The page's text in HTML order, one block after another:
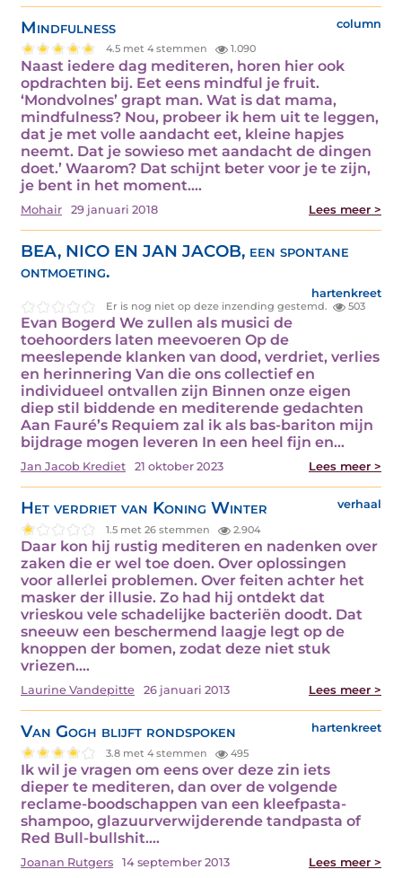
Mindfulness column
4.5 met 4 stemmen 1.090
Naast iedere dag mediteren, horen hier ook
opdrachten bij. Eet eens mindful je fruit.
‘Mondvolnes’ grapt man. Wat is dat mama,
mindfulness? Nou, probeer ik hem uit te leggen,
dat je met volle aandacht eet, kleine hapjes
neemt. Dat je sowieso met aandacht de dingen
doet.’ Waarom? Dat schijnt beter voor je te zijn,
je bent in het moment.…
Mohair 29 januari 2018 Lees meer >
BEA, NICO EN JAN JACOB, een spontane
ontmoeting.
hartenkreet
Er is nog niet op deze inzending gestemd. 503
Evan Bogerd We zullen als musici de
toehoorders laten meevoeren Op de
meeslepende klanken van dood, verdriet, verlies
en herinnering Van die ons collectief en
individueel ontvallen zijn Binnen onze eigen
diep stil biddende en mediterende gedachten
Aan Fauré’s Requiem zal ik als bas-bariton mijn
bijdrage mogen leveren In een heel fijn en…
Jan Jacob Krediet 21 oktober 2023 Lees meer >
Het verdriet van Koning Winter verhaal
1.5 met 26 stemmen 2.904
Daar kon hij rustig mediteren en nadenken over
zaken die er wel toe doen. Over oplossingen
voor allerlei problemen. Over feiten achter het
masker der illusie. Zo had hij ontdekt dat
vrieskou vele schadelijke bacteriën doodt. Dat
sneeuw een beschermend laagje legt op de
knoppen der bomen, zodat deze niet stuk
vriezen.…
Laurine Vandepitte 26 januari 2013 Lees meer >
Van Gogh blijft rondspoken hartenkreet
3.8 met 4 stemmen 495
Ik wil je vragen om eens over deze zin iets
dieper te mediteren, dan over de volgende
reclame-boodschappen van een kleefpasta-
shampoo, glazuurverwijderende tandpasta of
Red Bull-bullshit.…
Joanan Rutgers 14 september 2013 Lees meer >